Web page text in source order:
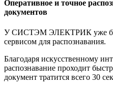
Оперативное и точное
документов
У СИСТЭМ ЭЛЕКТРИК уже
сервисом для распознавания.
Благодаря искусственному
распознавание проходит
документ тратится всего 30